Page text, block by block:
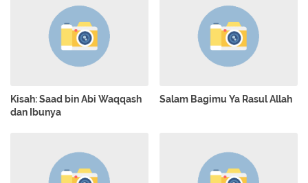
Kisah: Saad bin Abi Waqqash
dan Ibunya
Salam Bagimu Ya Rasul Allah